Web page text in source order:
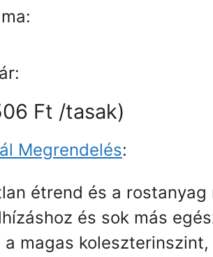
Ft /tasak)
Megrendelés:
étrend és a rostanyag
és sok más
magas